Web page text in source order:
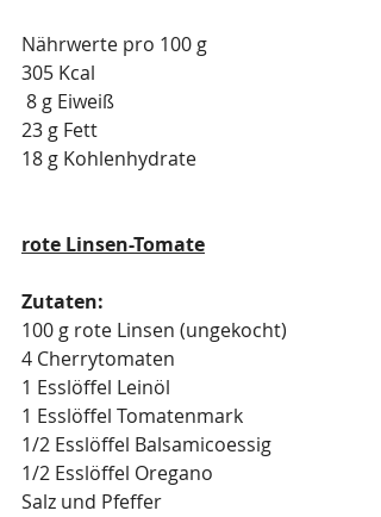
Nährwerte pro 100 g
305 Kcal
8 g Eiweiß
23 g Fett
18 g Kohlenhydrate
rote Linsen-Tomate
Zutaten:
100 g rote Linsen (ungekocht)
4 Cherrytomaten
1 Esslöffel Leinöl
1 Esslöffel Tomatenmark
1/2 Esslöffel Balsamicoessig
1/2 Esslöffel Oregano
Salz und Pfeffer